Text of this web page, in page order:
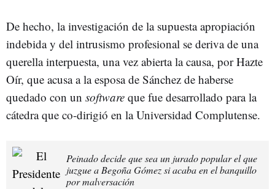
De hecho, la investigación de la supuesta apropiación
indebida y del intrusismo profesional se deriva de una
querella interpuesta, una vez abierta la causa, por Hazte
Oír, que acusa a la esposa de Sánchez de haberse
quedado con un software que fue desarrollado para la
cátedra que co-dirigió en la Universidad Complutense.
Peinado decide que sea un jurado popular el que
juzgue a Begoña Gómez si acaba en el banquillo
por malversación